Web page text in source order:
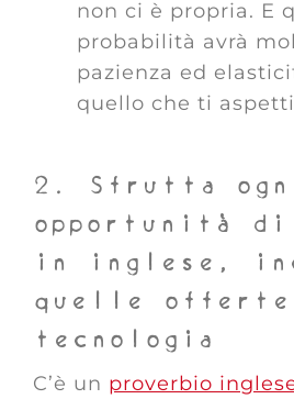
non ci è propria. E
probabilità avrà
pazienza ed
quello che ti
2. Sfrutta
opportunità
in inglese,
quelle
tecnologia
C’è un proverbio